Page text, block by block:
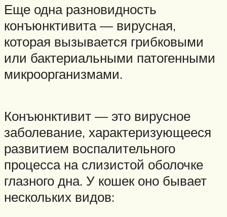
Еще одна разновидность
конъюнктивита — вирусная,
которая вызывается грибковыми
или бактериальными патогенными
микроорганизмами.
Конъюнктивит — это вирусное
заболевание, характеризующееся
развитием воспалительного
процесса на слизистой оболочке
глазного дна. У кошек оно бывает
нескольких видов: